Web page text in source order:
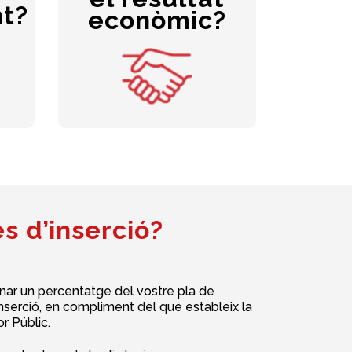
econòmic?
es reinverteixen en la seva
activitat. Així, l’augment
increment del nombre
treballadors
segueixen un itinerari.
d’inserció?
un percentatge del vostre pla de
en compliment del que estableix la
Públic.